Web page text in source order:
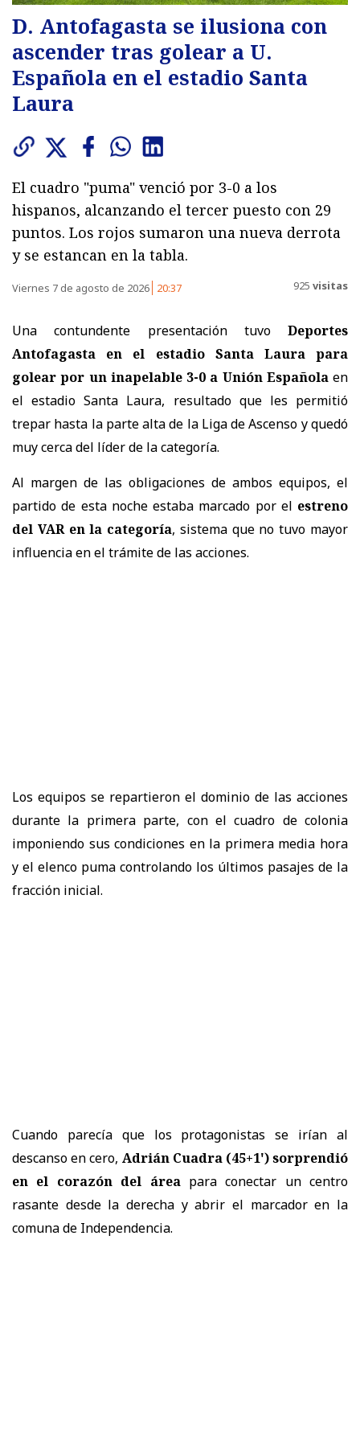
D. Antofagasta se ilusiona con
ascender tras golear a U.
Española en el estadio Santa
Laura
El cuadro "puma" venció por 3-0 a los
hispanos, alcanzando el tercer puesto con 29
puntos. Los rojos sumaron una nueva derrota
y se estancan en la tabla.
Viernes 7 de agosto de 2026 20:37 925 visitas
Una contundente presentación tuvo Deportes
Antofagasta en el estadio Santa Laura para
golear por un inapelable 3-0 a Unión Españolaen
el estadio Santa Laura, resultado que les permitió
trepar hasta la parte alta de la Liga de Ascenso y quedó
muy cerca del líder de la categoría.
Al margen de las obligaciones de ambos equipos, el
partido de esta noche estaba marcado por el estreno
del VAR en la categoría, sistema que no tuvo mayor
influencia en el trámite de las acciones.
Los equipos se repartieron el dominio de las acciones
durante la primera parte, con el cuadro de colonia
imponiendo sus condiciones en la primera media hora
y el elenco puma controlando los últimos pasajes de la
fracción inicial.
Cuando parecía que los protagonistas se irían al
descanso en cero, Adrián Cuadra (45+1') sorprendió
en el corazón del áreapara conectar un centro
rasante desde la derecha y abrir el marcador en la
comuna de Independencia.